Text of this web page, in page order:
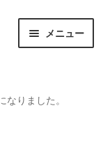
メニュー
なりました。